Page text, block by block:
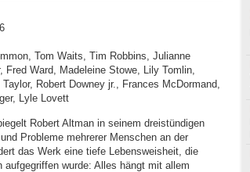
Tom Waits, Tim Robbins, Julianne
Fred Ward, Madeleine Stowe, Lily Tomlin,
Robert Downey jr., Frances McDormand,
Lyle Lovett
Robert Altman in seinem dreistündigen
Probleme mehrerer Menschen an der
das Werk eine tiefe Lebensweisheit, die
wurde: Alles hängt mit allem